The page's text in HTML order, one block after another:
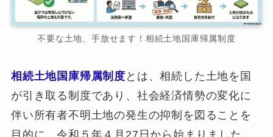
不要な土地、手放せます！相続土地国庫帰属制度
相続土地国庫帰属制度 とは、相続した土地を国
が引き取る制度であり、社会経済情勢の変化に
伴い所有者不明土地の発生の抑制を図ることを
目的に、令和５年４月27日から始まりました。